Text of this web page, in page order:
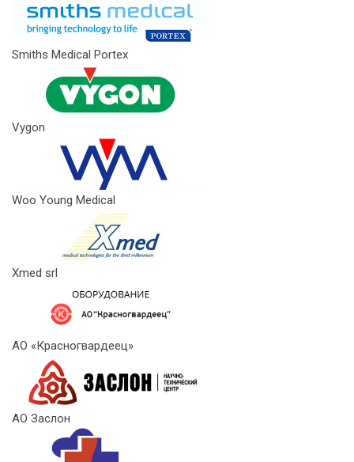
Smiths Medical Portex
Vygon
Woo Young Medical
Xmed srl
АО «Красногвардеец»
АО Заслон